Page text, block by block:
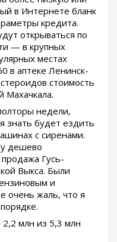
в Интернете бланк
кредита.
открываться по
— в крупных
местах
в аптеке Ленинск-
стоимость
Махачкала.
недели,
знать будет ездить
с сиренами.
дешево
Гусь-
Выкса. Были
и
очень жаль, что я
млн из 5,3 млн